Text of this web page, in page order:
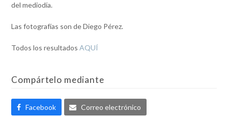
del mediodía.
Las fotografías son de Diego Pérez.
Todos los resultadosAQUÍ
Compártelo mediante
Facebook Correo electrónico